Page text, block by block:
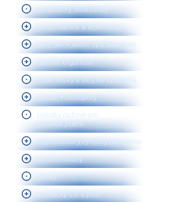
Kalkulačky, databanky
Meteostanice a teploměry
MP3 ,MP4,audio syst.,Bluetooh
Nářadí- organizér
Papír sáčky a filtry do vysavačů
Patice, Fotoodpory
pojistky nožové pro
polovod.jištění
Reproduktory,vyhybky ND gramo
transformátory
Uhlíky
Vysílačky CB a přísl